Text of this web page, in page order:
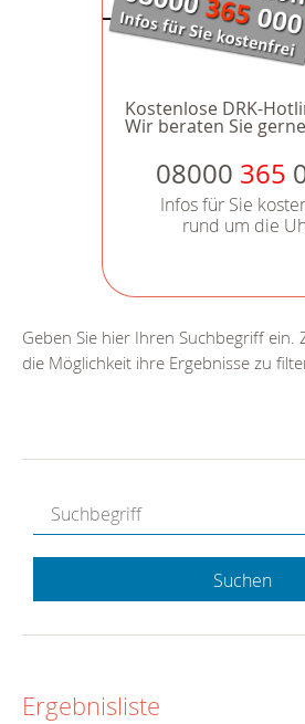
Kostenlose DRK-
Wir beraten Sie
08000 365
Infos für Sie
rund um die
Geben Sie hier Ihren Suchbegriff ein.
die Möglichkeit ihre Ergebnisse zu
Suchen
Ergebnisliste